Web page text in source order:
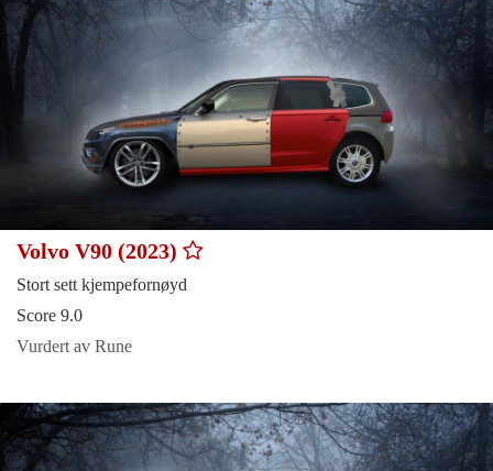
Volvo V90 (2023)
Stort sett kjempefornøyd
Score 9.0
Vurdert av Rune